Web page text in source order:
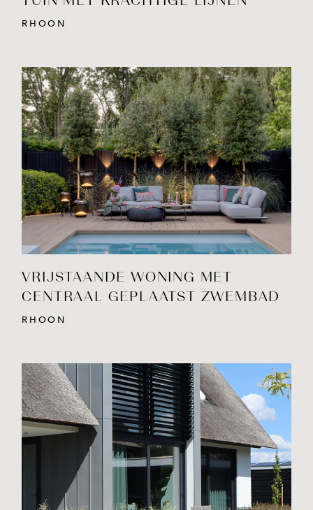
RHOON
BEKIJK PROJECT
VRIJSTAANDE WONING MET
CENTRAAL GEPLAATST ZWEMBAD
RHOON
BEKIJK PROJECT